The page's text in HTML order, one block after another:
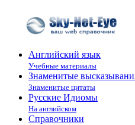
Английский язык
Учебные материалы
Знаменитые
Знаменитые цитаты
Русские Идиомы
На английском
Справочники